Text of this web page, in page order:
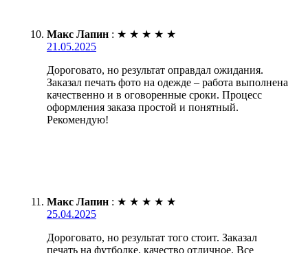
Макс Лапин : ★ ★ ★ ★ ★
21.05.2025
Дороговато, но результат оправдал ожидания.
Заказал печать фото на одежде – работа выполнена
качественно и в оговоренные сроки. Процесс
оформления заказа простой и понятный.
Рекомендую!
Макс Лапин : ★ ★ ★ ★ ★
25.04.2025
Дороговато, но результат того стоит. Заказал
печать на футболке, качество отличное. Все